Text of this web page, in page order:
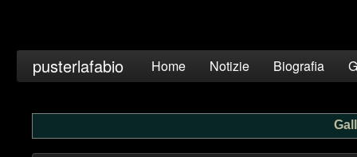
pusterlafabio Home Notizie Biografia